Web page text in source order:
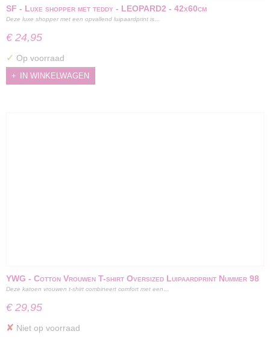
SF - Luxe shopper met teddy - LEOPARD2 - 42x60cm
Deze luxe shopper met een opvallend luipaardprint is…
€ 24,95
✓ Op voorraad
IN WINKELWAGEN
YWG - Cotton Vrouwen T-shirt Oversized Luipaardprint Nummer 98
- Roze
Deze katoen vrouwen t-shirt combineert comfort met een…
€ 29,95
✘ Niet op voorraad